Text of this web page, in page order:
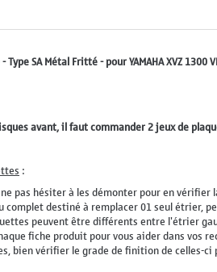
SA Métal Fritté - pour YAMAHA XVZ 1300
avant, il faut commander 2 jeux de
:
pas hésiter à les démonter pour en vérifier
complet destiné à remplacer 01 seul étrier,
peuvent être différents entre l'étrier
fiche produit pour vous aider dans vos
bien vérifier le grade de finition de celles-